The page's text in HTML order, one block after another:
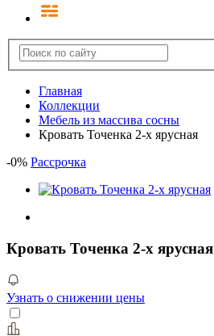
Главная
Коллекции
Мебель из массива сосны
Кровать Точенка 2-х ярусная
-0% Рассрочка
Кровать Точенка 2-х ярусная
Узнать о снижении цены